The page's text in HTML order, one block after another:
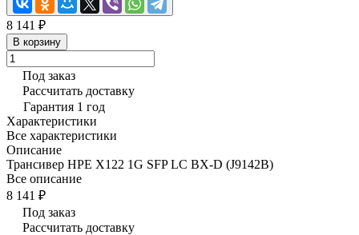
8 141 ₽
В корзину
Под заказ
Рассчитать доставку
Гарантия 1 год
Характеристики
Все характеристики
Описание
Трансивер HPE X122 1G SFP LC BX-D (J9142B)
Все описание
8 141 ₽
Под заказ
Рассчитать доставку